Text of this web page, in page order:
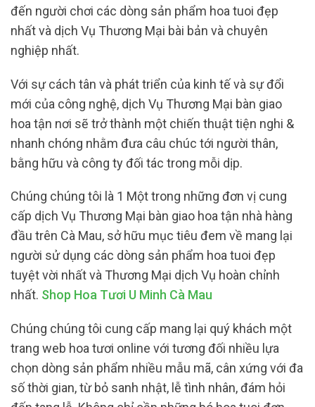
đến người chơi các dòng sản phẩm hoa tuoi đẹp
nhất và dịch Vụ Thương Mại bài bản và chuyên
nghiệp nhất.
Với sự cách tân và phát triển của kinh tế và sự đổi
mới của công nghệ, dịch Vụ Thương Mại bàn giao
hoa tận nơi sẽ trở thành một chiến thuật tiện nghi &
nhanh chóng nhằm đưa câu chúc tới người thân,
bằng hữu và công ty đối tác trong mỗi dịp.
Chúng chúng tôi là 1 Một trong những đơn vị cung
cấp dịch Vụ Thương Mại bàn giao hoa tận nhà hàng
đầu trên Cà Mau, sở hữu mục tiêu đem về mang lại
người sử dụng các dòng sản phẩm hoa tuoi đẹp
tuyệt vời nhất và Thương Mại dịch Vụ hoàn chỉnh
nhất. Shop Hoa Tươi U Minh Cà Mau
Chúng chúng tôi cung cấp mang lại quý khách một
trang web hoa tươi online với tương đối nhiều lựa
chọn dòng sản phẩm nhiều mẫu mã, cân xứng với đa
số thời gian, từ bỏ sanh nhật, lễ tình nhân, đám hỏi